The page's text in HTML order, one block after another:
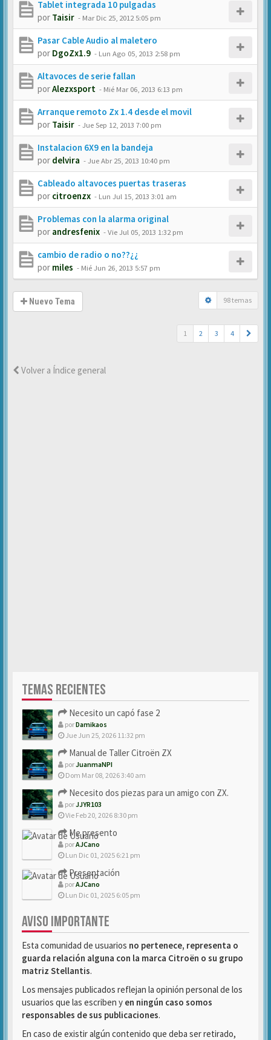
Tablet integrada 10 pulgadas
por Taisir - Mar Dic 25, 2012 5:05 pm
Pasar Cable Audio al maletero
por DgoZx1.9 - Lun Ago 05, 2013 2:58 pm
Altavoces de serie fallan
porAlezxsport - Mié Mar 06, 2013 6:13 pm
Arranque remoto Zx 1.4 desde el movil
por Taisir -Jue Sep 12, 2013 7:00 pm
Instalacion 6X9 en la bandeja
por delvira -Jue Abr 25, 2013 10:40 pm
Cableado altavoces puertas traseras
por citroenzx - Lun Jul 15, 2013 3:01 am
Problemas con la alarma original
por andresfenix -Vie Jul 05, 2013 1:32 pm
cambio de radio o no??¿¿
por miles - Mié Jun 26, 2013 5:57 pm
Nuevo Tema 98 temas
1 2 3 4
Volver a Índice general
TEMAS RECIENTES
Necesito un capó fase 2
porDamikaos
Jue Jun 25, 2026 11:32 pm
Manual de Taller Citroën ZX
porJuanmaNPI
Dom Mar 08, 2026 3:40 am
Necesito dos piezas para un amigo con ZX.
porJJYR103
Vie Feb 20, 2026 8:30 pm
Me presento
porAJCano
Lun Dic 01, 2025 6:21 pm
Presentación
porAJCano
Lun Dic 01, 2025 6:05 pm
AVISO IMPORTANTE
Esta comunidad de usuarios no pertenece, representa o
guarda relación alguna con la marca Citroën o su grupo
matriz Stellantis.
Los mensajes publicados reflejan la opinión personal de los
usuarios que las escriben y en ningún caso somos
responsables de sus publicaciones.
En caso de existir algún contenido que deba ser retirado,